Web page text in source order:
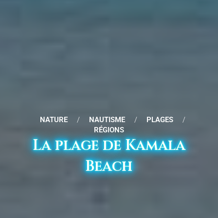
NATURE / NAUTISME / PLAGES
/
RÉGIONS
La plage de Kamala
Beach